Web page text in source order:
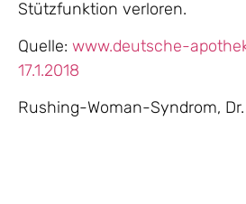
Stützfunktion verloren.
Quelle: www.deutsche-
17.1.2018
Rushing-Woman-Syndrom,